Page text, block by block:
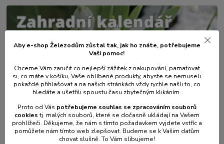
01.2025
Zahradní kalendář - únor.
číst celé
Aby e-shop Železodům zůstal tak, jak ho znáte, potřebujeme
Vaši pomoc!
Chceme Vám zaručit co nejlepší zážitek z nakupování, pamatovat
si, co máte v košíku, Vaše oblíbené produkty, abyste se nemuseli
pokaždé přihlašovat a na našich stránkách vždy rychle našli to, co
hledáte a ušetřili spoustu času zbytečným klikáním.
Proto od Vás potřebujeme souhlas se zpracováním souborů
cookiestj. malých souborů, které se dočasně ukládají na Vašem
prohlížeči. Děkujeme, že nám s tímto požadavkem vyjdete vstříc a
pomůžete nám tímto web zlepšovat. Budeme se k Vašim datům
chovat slušně. To Vám slibujeme!